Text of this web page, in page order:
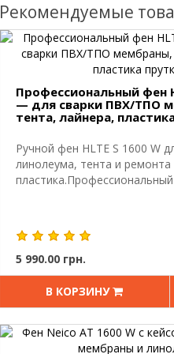
Рекомендуемые
Профессиональный фен
— для сварки ПВХ/ТПО
тента, лайнера,
Ручной фен HLTE S 1600 W
линолеума, тента и ремонта
5 990.00 грн.
В КОРЗИНУ